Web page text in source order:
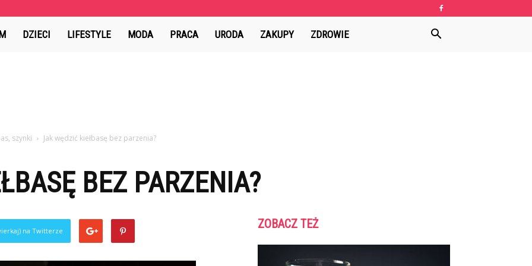
DZIECI LIFESTYLE MODA PRACA URODA ZAKUPY ZDROWIE
szynki Jak wędzić kiełbasę bez parzenia?
BEZ PARZENIA?
na Twitterze ZOBACZ TEŻ